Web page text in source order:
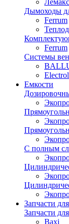
Лемакс
Дымоходы
Ferrum
Ferrum
Системы
Емкости
С полным
Запчасти
Запчасти
Baxi